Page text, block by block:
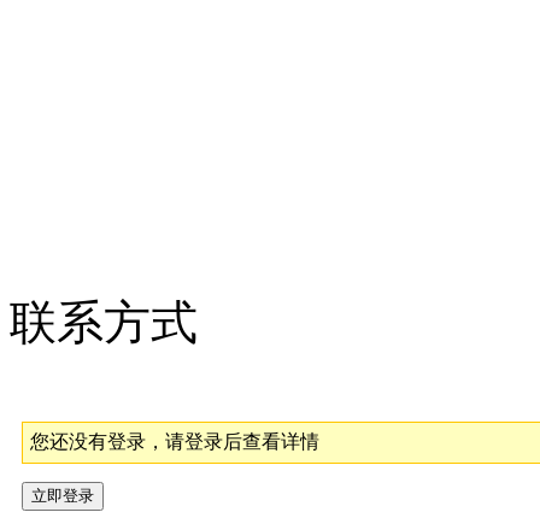
联系方式
您还没有登录，请登录后查看详情